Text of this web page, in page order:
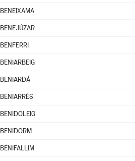
BENEIXAMA
BENEJÚZAR
BENFERRI
BENIARBEIG
BENIARDÁ
BENIARRÉS
BENIDOLEIG
BENIDORM
BENIFALLIM